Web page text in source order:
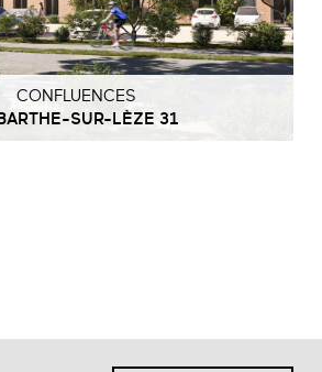
CONFLUENCES
SUR-LÈZE 31